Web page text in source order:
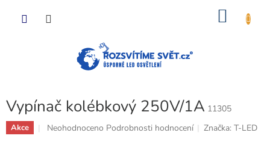
Vypínač kolébkový 250V/1A 11305
Akce
Průměrné
Neohodnoceno Podrobnosti hodnocení Značka:T-LED